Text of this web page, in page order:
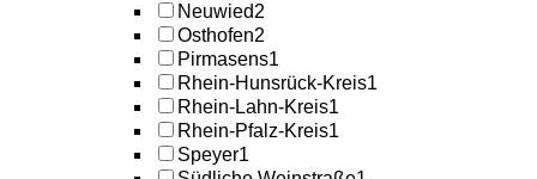
Neuwied2
Osthofen2
Pirmasens1
Rhein-Hunsrück-Kreis1
Rhein-Lahn-Kreis1
Rhein-Pfalz-Kreis1
Speyer1